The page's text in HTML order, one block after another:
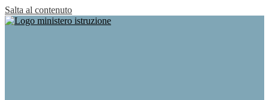
Salta al contenuto